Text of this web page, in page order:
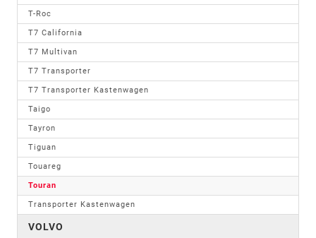
T-Roc
T7 California
T7 Multivan
T7 Transporter
T7 Transporter Kastenwagen
Taigo
Tayron
Tiguan
Touareg
Touran
Transporter Kastenwagen
VOLVO